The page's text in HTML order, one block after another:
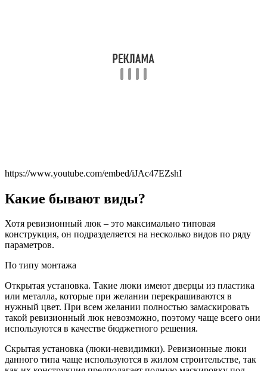
https://www.youtube.com/embed/iJAc47EZshI
Какие бывают виды?
Хотя ревизионный люк – это максимально типовая
конструкция, он подразделяется на несколько видов по ряду
параметров.
По типу монтажа
Открытая установка. Такие люки имеют дверцы из пластика
или металла, которые при желании перекрашиваются в
нужный цвет. При всем желании полностью замаскировать
такой ревизионный люк невозможно, поэтому чаще всего они
используются в качестве бюджетного решения.
Скрытая установка (люки-невидимки). Ревизионные люки
данного типа чаще используются в жилом строительстве, так